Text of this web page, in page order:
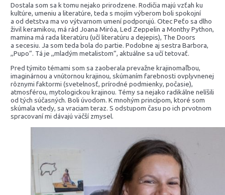
Dostala som sa k tomu nejako prirodzene. Rodičia majú vzťah ku
kultúre, umeniu a literatúre, teda s mojím výberom boli spokojní
a od detstva ma vo výtvarnom umení podporujú. Otec Peťo sa dlho
živil keramikou, má rád Joana Miróa, Led Zeppelin a Monthy Python,
mamina má rada literatúru (učí literatúru a dejepis), The Doors
a secesiu. Ja som teda bola do partie. Podobne aj sestra Barbora,
,,Pupo“. Tá je ,,mladým metalistom“, aktuálne sa učí tetovať.
Pred týmito témami som sa zaoberala prevažne krajinomaľbou,
imaginárnou a vnútornou krajinou, skúmaním farebnosti ovplyvnenej
rôznymi faktormi (svetelnosť, prírodné podmienky, počasie),
atmosférou, mytologickou krajinou. Témy sa nejako radikálne nelíšili
od tých súčasných. Boli úvodom. K mnohým princípom, ktoré som
skúmala vtedy, sa vraciam teraz. S odstupom času po ich prvotnom
spracovaní mi dávajú väčší zmysel.